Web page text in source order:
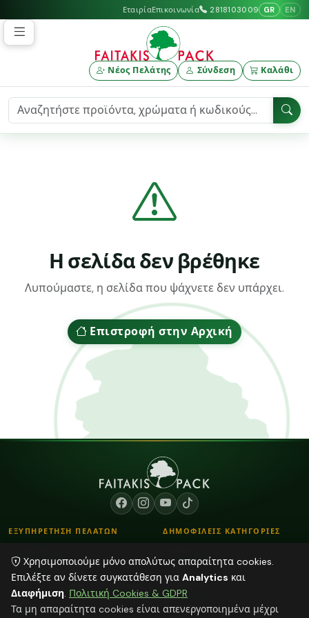
ΕταιρίαΕπικοινωνία 2818103009 GR EN
Νέος Πελάτης Σύνδεση Καλάθι
Η σελίδα δεν βρέθηκε
Λυπούμαστε, η σελίδα που ψάχνετε δεν υπάρχει.
Επιστροφή στην Αρχική
ΕΞΥΠΗΡΕΤΗΣΗ ΠΕΛΑΤΩΝ
Τρόποι Παραγγελίας
Τρόποι Αποστολής & Πληρωμής
Blog
ΔΗΜΟΦΙΛΕΙΣ ΚΑΤΗΓΟΡΙΕΣ
Λουλούδια - Βάζα
Αποξηραμένα φυτά
Χρησιμοποιούμε μόνο απολύτως απαραίτητα cookies.
Επιλέξτε αν δίνετε συγκατάθεση για Analytics και
Διαφήμιση. Πολιτική Cookies & GDPR
Τα μη απαραίτητα cookies είναι απενεργοποιημένα μέχρι